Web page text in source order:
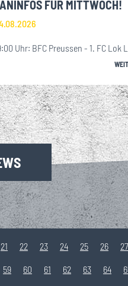
FÜR MITTWOCH!
Uhr: BFC Preussen - 1. FC Lok
21 22 23 24 25 26 27
59 60 61 62 63 64